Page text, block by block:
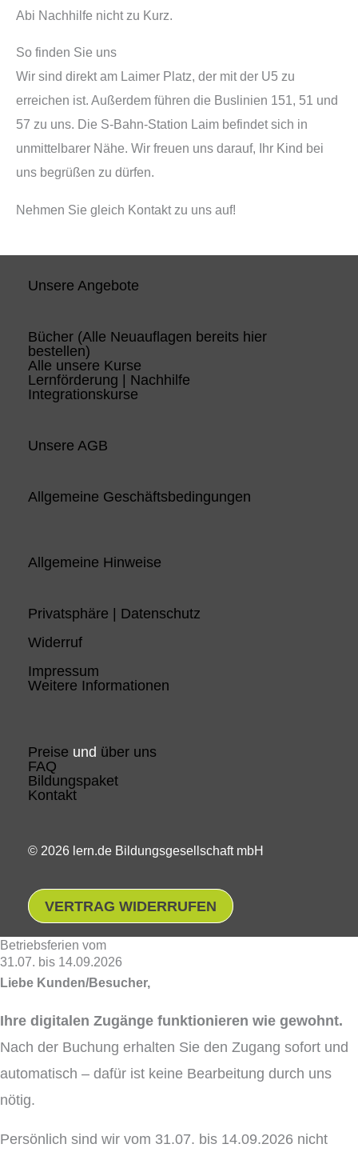
Abi Nachhilfe nicht zu Kurz.
So finden Sie uns
Wir sind direkt am Laimer Platz, der mit der U5 zu
erreichen ist. Außerdem führen die Buslinien 151, 51 und
57 zu uns. Die S-Bahn-Station Laim befindet sich in
unmittelbarer Nähe. Wir freuen uns darauf, Ihr Kind bei
uns begrüßen zu dürfen.
Nehmen Sie gleich Kontakt zu uns auf!
Unsere Angebote
Bücher (Alle Neuauflagen bereits hier
bestellen)
Alle unsere Kurse
Lernförderung | Nachhilfe
Integrationskurse
Unsere AGB
Allgemeine Geschäftsbedingungen
Allgemeine Hinweise
Privatsphäre | Datenschutz
Widerruf
Impressum
Weitere Informationen
Preise und über uns
FAQ
Bildungspaket
Kontakt
© 2026 lern.de Bildungsgesellschaft mbH
VERTRAG WIDERRUFEN
Betriebsferien vom
31.07. bis 14.09.2026
Liebe Kunden/Besucher,
Ihre digitalen Zugänge funktionieren wie gewohnt.
Nach der Buchung erhalten Sie den Zugang sofort und
automatisch – dafür ist keine Bearbeitung durch uns
nötig.
Persönlich sind wir vom 31.07. bis 14.09.2026 nicht